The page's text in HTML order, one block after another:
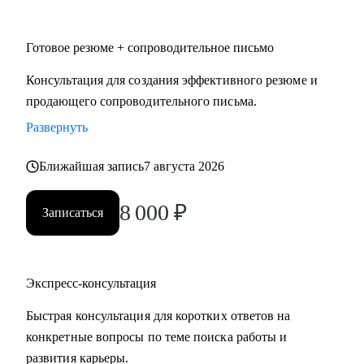
• Фешн и бьюти
• Спорт
• GR и внешняя политика
помогаю с самооценкой и определением перспектив. Могу
быть рядом в периоды, когда профессиональная поддержка
Готовое резюме + сопроводительное письмо
Консультация для создания эффективного резюме и
продающего сопроводительного письма.
Развернуть
Ближайшая запись7 августа 2026
Записаться 8 000 ₽
Экспресс-консультация
Быстрая консультация для коротких ответов на
конкретные вопросы по теме поиска работы и
развития карьеры.